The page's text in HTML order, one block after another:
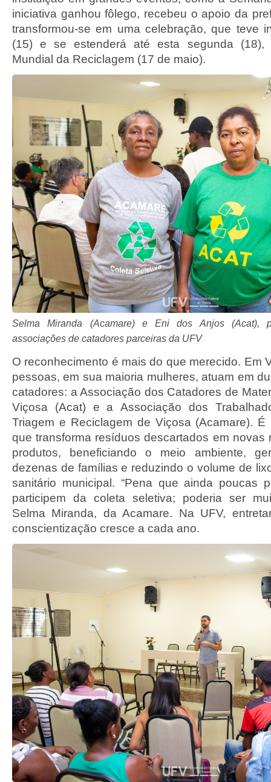
iniciativa ganhou fôlego, recebeu o apoio da
transformou-se em uma celebração, que teve
(15) e se estenderá até esta segunda (18),
Mundial da Reciclagem (17 de maio).
Selma Miranda (Acamare) e Eni dos Anjos (Acat),
associações de catadores parceiras da UFV
O reconhecimento é mais do que merecido. Em
pessoas, em sua maioria mulheres, atuam em
catadores: a Associação dos Catadores de
Viçosa (Acat) e a Associação dos
Triagem e Reciclagem de Viçosa (Acamare).
que transforma resíduos descartados em novas
produtos, beneficiando o meio ambiente,
dezenas de famílias e reduzindo o volume de
sanitário municipal. “Pena que ainda poucas
participem da coleta seletiva; poderia ser
Selma Miranda, da Acamare. Na UFV,
conscientização cresce a cada ano.